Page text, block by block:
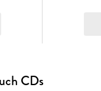
CDs